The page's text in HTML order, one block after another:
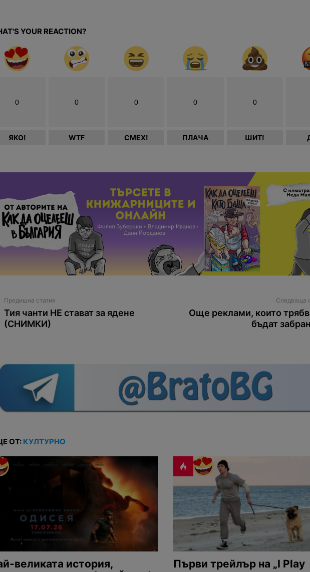
YOUR REACTION?
0
ЯКО!
0
WTF
0
СМЕХ!
0
ПЛАЧА
0
ШИТ!
Предишна статия
Тия чанти НЕ стават за ядене
(СНИМКИ)
Следваща
Още реклами, които
бъдат
ОТ: КУЛТУРНО
великата история,
Първи трейлър на „I Play